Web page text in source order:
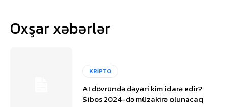
Oxşar xəbərlər
KRİPTO
AI dövründə dəyəri kim idarə edir?
Sibos 2024-də müzakirə olunacaq